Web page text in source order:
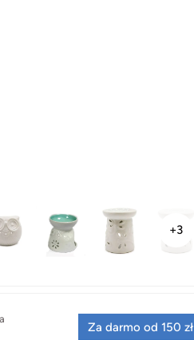
+3
Za darmo od 150 zł